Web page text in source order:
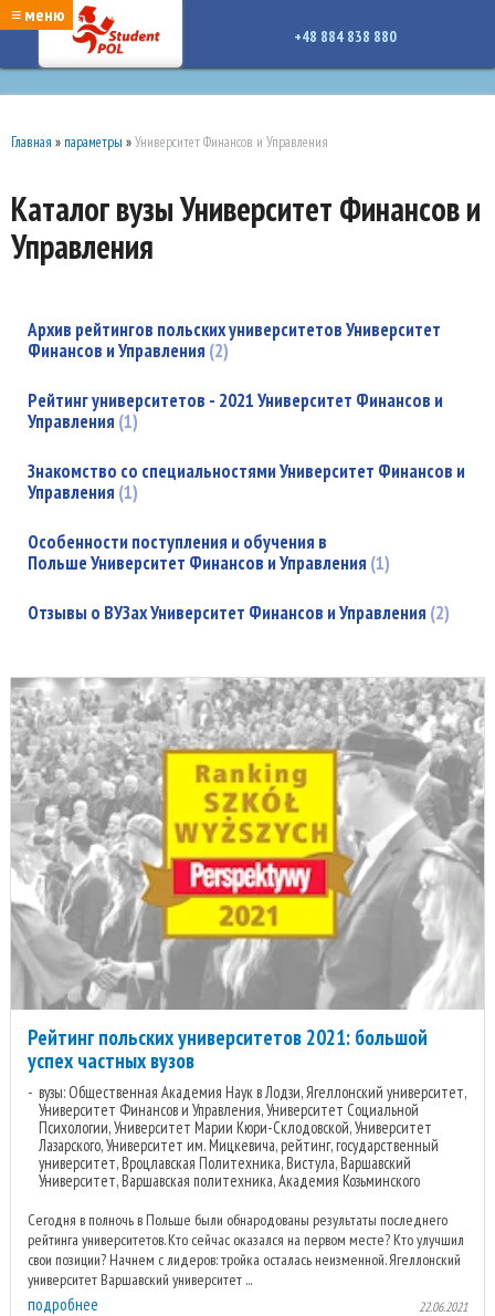
google-site-verification: google7a917c261df1566b.htmlgoogle-site-verification:
google7a917c261df1566b.html
≡ меню
+48 884 838 880
Главная » параметры »Университет Финансов и Управления
Каталог вузы Университет Финансов и
Управления
Архив рейтингов польских университетов Университет
Финансов и Управления 2
Рейтинг университетов - 2021 Университет Финансов и
Управления 1
Знакомство со специальностями Университет Финансов и
Управления 1
Особенности поступления и обучения в
Польше Университет Финансов и Управления 1
Отзывы о ВУЗах Университет Финансов и Управления 2
Рейтинг польских университетов 2021: большой
успех частных вузов
вузы: Общественная Академия Наук в Лодзи, Ягеллонский университет,
Университет Финансов и Управления, Университет Социальной
Психологии, Университет Марии Кюри-Склодовской, Университет
Лазарского, Университет им. Мицкевича, рейтинг, государственный
университет, Вроцлавская Политехника, Вистула, Варшавский
Университет, Варшавская политехника, Академия Козьминского
Сегодня в полночь в Польше были обнародованы результаты последнего
рейтинга университетов. Кто сейчас оказался на первом месте? Кто улучшил
свои позиции? Начнем с лидеров: тройка осталась неизменной. Ягеллонский
университет Варшавский университет ...
подробнее 22.06.2021